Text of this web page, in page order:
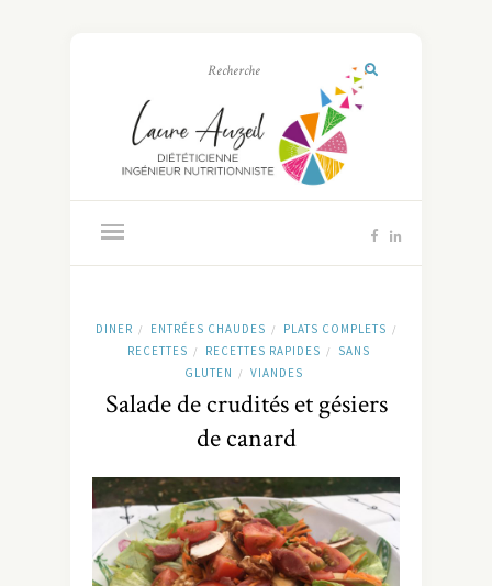
DINER / ENTRÉES CHAUDES / PLATS COMPLETS /
RECETTES / RECETTES RAPIDES /
SANS
GLUTEN
/ VIANDES
Salade de crudités et gésiers
de canard